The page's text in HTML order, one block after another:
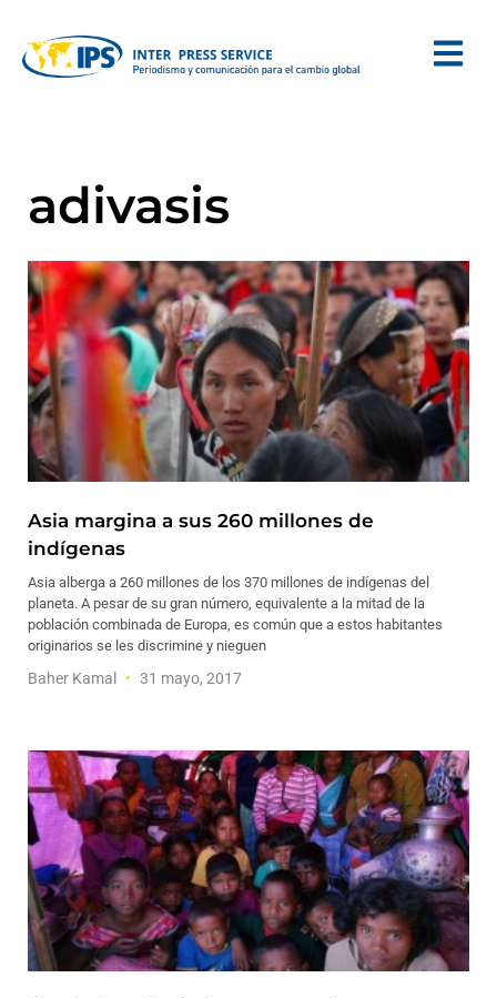
adivasis
Asia margina a sus 260 millones de
indígenas
Asia alberga a 260 millones de los 370 millones de indígenas del
planeta. A pesar de su gran número, equivalente a la mitad de la
población combinada de Europa, es común que a estos habitantes
originarios se les discrimine y nieguen
Baher Kamal 31 mayo, 2017